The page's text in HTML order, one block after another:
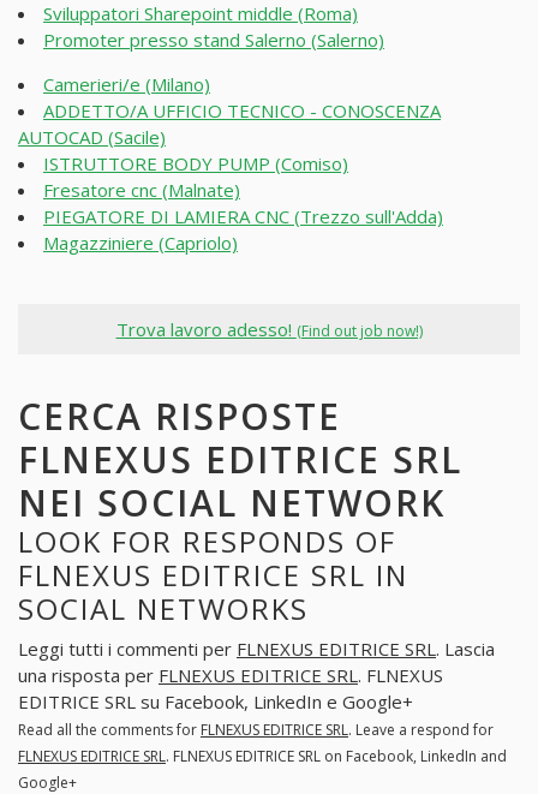
Sviluppatori Sharepoint middle (Roma)
Promoter presso stand Salerno (Salerno)
Camerieri/e (Milano)
ADDETTO/A UFFICIO TECNICO - CONOSCENZA
AUTOCAD (Sacile)
ISTRUTTORE BODY PUMP (Comiso)
Fresatore cnc (Malnate)
PIEGATORE DI LAMIERA CNC (Trezzo sull'Adda)
Magazziniere (Capriolo)
Trova lavoro adesso! (Find out job now!)
CERCA RISPOSTE
FLNEXUS EDITRICE SRL
NEI SOCIAL NETWORK
LOOK FOR RESPONDS OF
FLNEXUS EDITRICE SRL IN
SOCIAL NETWORKS
Leggi tutti i commenti per FLNEXUS EDITRICE SRL . Lascia
una risposta per FLNEXUS EDITRICE SRL . FLNEXUS
EDITRICE SRL su Facebook, LinkedIn e Google+
Read all the comments for FLNEXUS EDITRICE SRL. Leave a respond for
FLNEXUS EDITRICE SRL. FLNEXUS EDITRICE SRL on Facebook, LinkedIn and
Google+